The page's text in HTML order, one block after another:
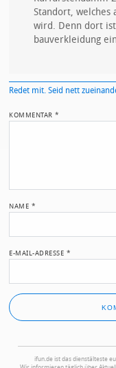
Standort, welches
wird. Denn dort
bauverkleidung
Redet mit. Seid nett
KOMMENTAR*
NAME *
E-MAIL-ADRESSE *
ifun.de ist das dienstälteste